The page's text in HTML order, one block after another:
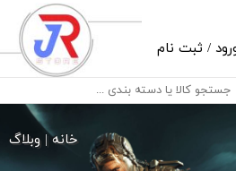
/ ثبت نام
حساب کاربری من
تغییر گذر واژه
خروج از حساب کاربری
خانه |وبلاگ